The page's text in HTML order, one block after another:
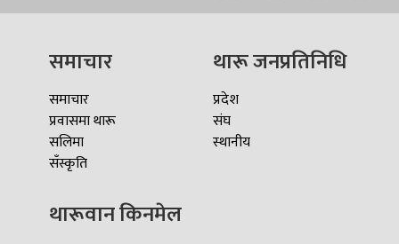
समाचार
समाचार
प्रवासमा थारू
सलिमा
सँस्कृति
थारू जनप्रतिनिधि
प्रदेश
संघ
स्थानीय
थारूवान किनमेल